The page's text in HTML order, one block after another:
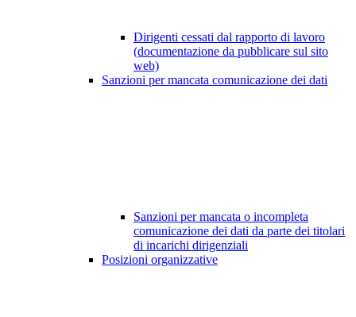
Dirigenti cessati dal rapporto di lavoro
(documentazione da pubblicare sul sito
web)
Sanzioni per mancata comunicazione dei dati
Sanzioni per mancata o incompleta
comunicazione dei dati da parte dei titolari
di incarichi dirigenziali
Posizioni organizzative